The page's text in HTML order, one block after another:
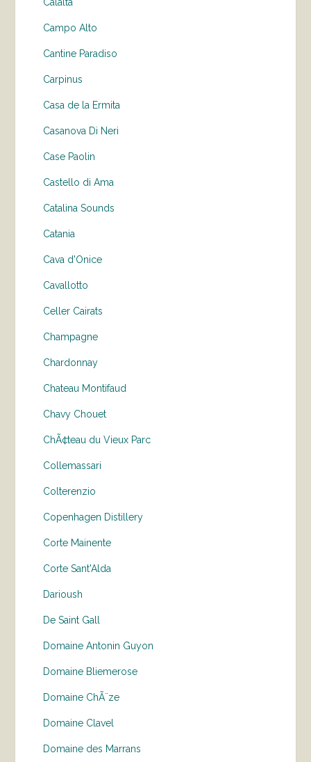
Campo Alto
Cantine Paradiso
Carpinus
Casa de la Ermita
Casanova Di Neri
Case Paolin
Castello di Ama
Catalina Sounds
Catania
Cava d'Onice
Cavallotto
Celler Cairats
Champagne
Chardonnay
Chateau Montifaud
Chavy Chouet
ChÃ¢teau du Vieux Parc
Collemassari
Colterenzio
Copenhagen Distillery
Corte Mainente
Corte Sant'Alda
Darioush
De Saint Gall
Domaine Antonin Guyon
Domaine Bliemerose
Domaine ChÃ¨ze
Domaine Clavel
Domaine des Marrans